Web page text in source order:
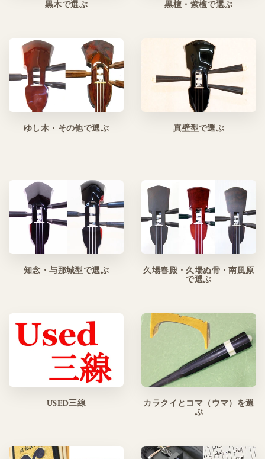
黒木で選ぶ 黒檀・紫檀で選ぶ
ゆし木・その他で選ぶ 真壁型で選ぶ
知念・与那城型で選ぶ
久場春殿・久場ぬ骨・南風原
で選ぶ
USED三線
カラクイとコマ（ウマ）を選
ぶ